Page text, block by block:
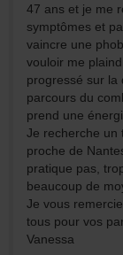
47 ans et je me
symptômes et
vaincre une
vouloir me
progressé sur la
parcours du
prend une
Je recherche un
proche de
pratique pas,
beaucoup de
Je vous
tous pour vos
Vanessa